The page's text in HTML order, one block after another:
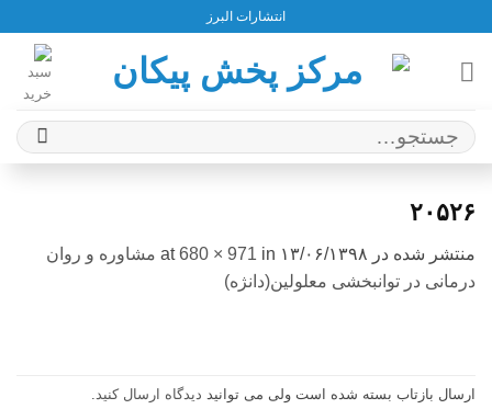
content
انتشارات البرز
جستجو
برای:
۲۰۵۲۶
منتشر شده در ۱۳/۰۶/۱۳۹۸ 680 × 971 in
مشاوره و روان
درمانی در توانبخشی معلولین(دانژه)
ارسال بازتاب بسته شده است ولی می توانید دیدگاه ارسال کنید